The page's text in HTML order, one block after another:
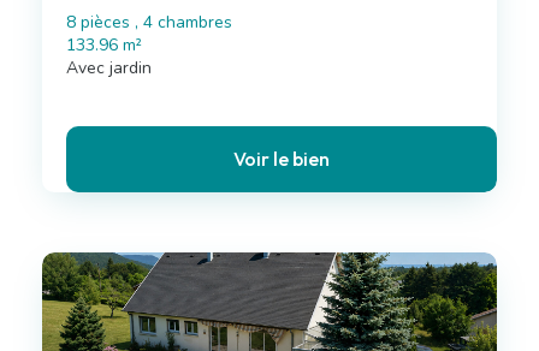
8 pièces , 4 chambres
133.96 m²
Avec jardin
Voir le bien